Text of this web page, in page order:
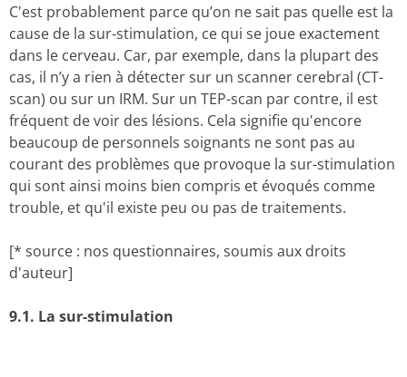
C'est probablement parce qu’on ne sait pas quelle est la
cause de la sur-stimulation, ce qui se joue exactement
dans le cerveau. Car, par exemple, dans la plupart des
cas, il n’y a rien à détecter sur un scanner cerebral (CT-
scan) ou sur un IRM. Sur un TEP-scan par contre, il est
fréquent de voir des lésions. Cela signifie qu'encore
beaucoup de personnels soignants ne sont pas au
courant des problèmes que provoque la sur-stimulation
qui sont ainsi moins bien compris et évoqués comme
trouble, et qu'il existe peu ou pas de traitements.
[* source : nos questionnaires, soumis aux droits
d'auteur]
9.1. La sur-stimulation